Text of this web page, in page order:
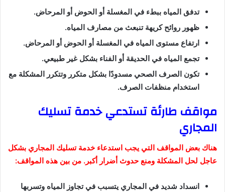
تدفق المياه ببطء في المغسلة أو الحوض أو المرحاض.
ظهور روائح كريهة تنبعث من مصارف المياه.
ارتفاع مستوى المياه في المغسلة أو الحوض أو المرحاض.
تجمع المياه في الحديقة أو الفناء بشكل غير طبيعي.
تكون الصرف الصحي مسدودًا بشكل متكرر وتتكرر المشكلة مع
استخدام منظفات الصرف.
مواقف طارئة تستدعي خدمة تسليك
المجاري
هناك بعض المواقف التي يجب استدعاء خدمة تسليك المجاري بشكل
عاجل لحل المشكلة ومنع حدوث أضرار أكبر. من بين هذه المواقف:
انسداد شديد في المجاري يتسبب في تجاوز المياه وتسربها